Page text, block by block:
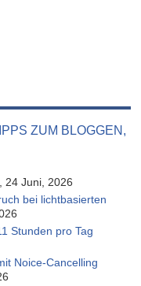
ZUM BLOGGEN,
24 Juni, 2026
bei lichtbasierten
Stunden pro Tag
Noice-Cancelling